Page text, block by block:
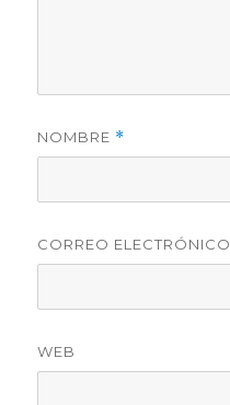
NOMBRE *
CORREO ELECTRÓNICO
WEB